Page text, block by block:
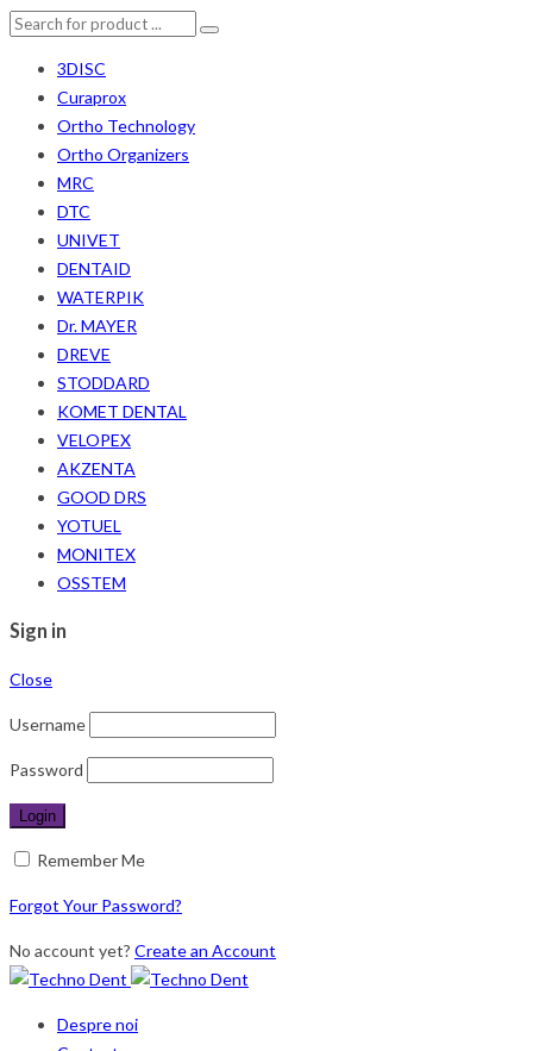
3DISC
Curaprox
Ortho Technology
Ortho Organizers
MRC
DTC
UNIVET
DENTAID
WATERPIK
Dr. MAYER
DREVE
STODDARD
KOMET DENTAL
VELOPEX
AKZENTA
GOOD DRS
YOTUEL
MONITEX
OSSTEM
Sign in
Close
Username
Password
Remember Me
Forgot Your Password?
No account yet? Create an Account
Despre noi